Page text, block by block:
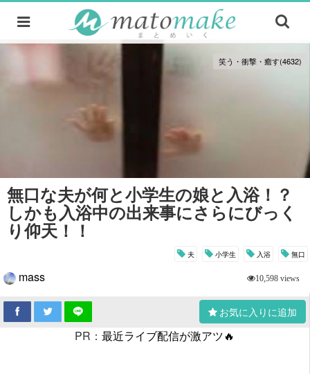
笑う・衝撃・癒す(4632)
無口な夫が何と小学生の娘と入浴！？
しかも入浴中の出来事にさらにびっく
り仰天！！
夫 小学生 入浴 無口
mass 10,598 views
お気に入りに追加
PR： 最近ライブ配信が激アツ🔥